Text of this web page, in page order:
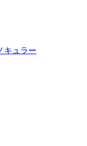
ュラー